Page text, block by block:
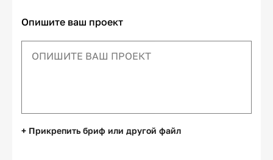
Опишите ваш проект
+ Прикрепить бриф или другой файл